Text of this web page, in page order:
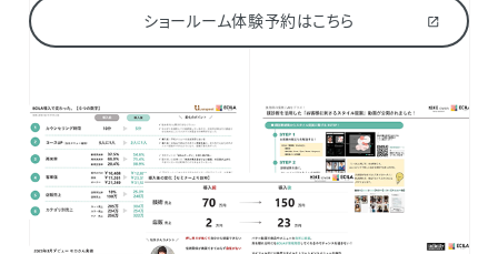
ショールーム体験予約はこちら